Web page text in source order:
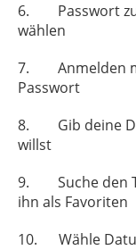
6. Passwort
wählen
7. Anmelden
Passwort
8. Gib deine
willst
9. Suche den
ihn als Favoriten
10. Wähle